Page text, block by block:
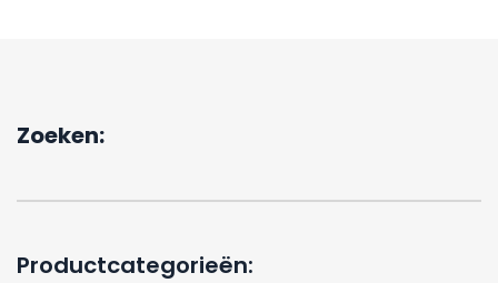
Zoeken:
Productcategorieën: